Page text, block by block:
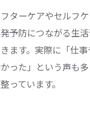
ターケアやセルフ
予防につながる生
ます。実際に「仕
った」という声も
っています。